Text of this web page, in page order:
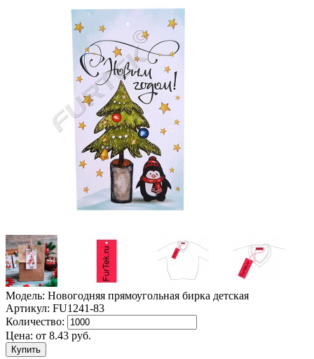
Модель: Новогодняя прямоугольная бирка детская
Артикул: FU1241-83
Количество:
Цена: от 8.43 руб.